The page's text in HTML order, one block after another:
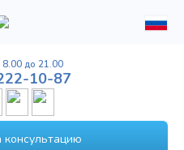
до 21.00
консультацию
10-87